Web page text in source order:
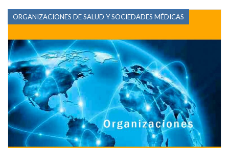
ORGANIZACIONES DE SALUD Y SOCIEDADES MÉDICAS